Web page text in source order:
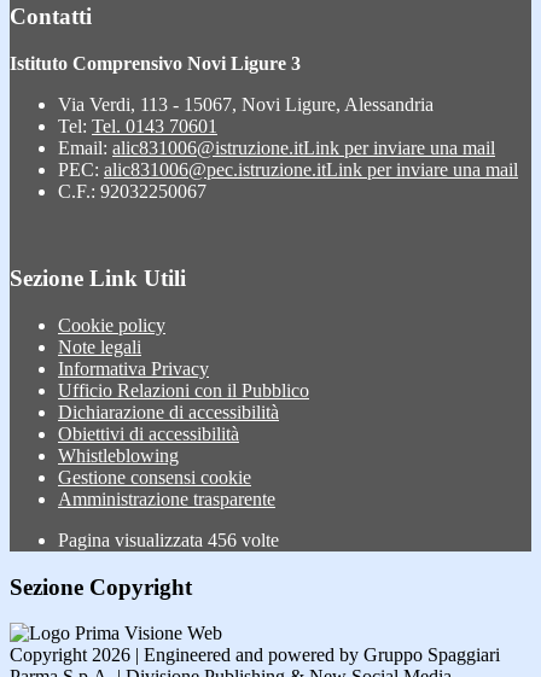
Contatti
Istituto Comprensivo Novi Ligure 3
Via Verdi, 113 - 15067, Novi Ligure, Alessandria
Tel: Tel. 0143 70601
Email: alic831006@istruzione.itLink per inviare una mail
PEC: alic831006@pec.istruzione.itLink per inviare una mail
C.F.: 92032250067
Sezione Link Utili
Cookie policy
Note legali
Informativa Privacy
Ufficio Relazioni con il Pubblico
Dichiarazione di accessibilità
Obiettivi di accessibilità
Whistleblowing
Gestione consensi cookie
Amministrazione trasparente
Pagina visualizzata 456 volte
Sezione Copyright
Copyright 2026 | Engineered and powered by Gruppo Spaggiari